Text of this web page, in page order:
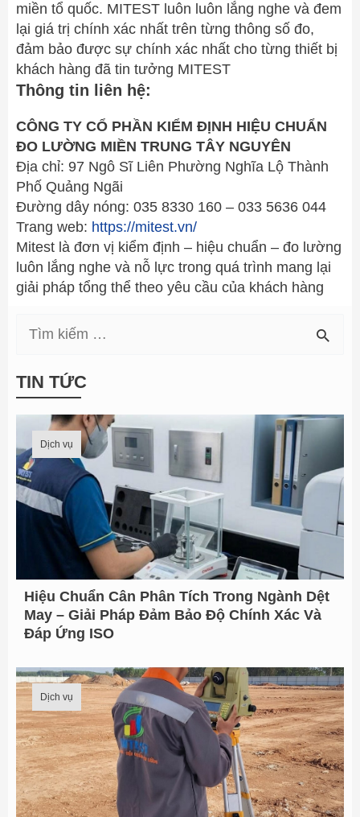
miền tổ quốc. MITEST luôn luôn lắng nghe và đem
lại giá trị chính xác nhất trên từng thông số đo,
đảm bảo được sự chính xác nhất cho từng thiết bị
khách hàng đã tin tưởng MITEST
Thông tin liên hệ:
CÔNG TY CỔ PHẦN KIỂM ĐỊNH HIỆU CHUẨN
ĐO LƯỜNG MIỀN TRUNG TÂY NGUYÊN
Địa chỉ: 97 Ngô Sĩ Liên Phường Nghĩa Lộ Thành
Phố Quảng Ngãi
Đường dây nóng: 035 8330 160 – 033 5636 044
Trang web: https://mitest.vn/
Mitest là đơn vị kiểm định – hiệu chuẩn – đo lường
luôn lắng nghe và nỗ lực trong quá trình mang lại
giải pháp tổng thể theo yêu cầu của khách hàng
ề
k
i
TIN TỨC
Dịch vụ
Hiệu Chuẩn Cân Phân Tích Trong Ngành Dệt
May – Giải Pháp Đảm Bảo Độ Chính Xác Và
Đáp Ứng ISO
Dịch vụ